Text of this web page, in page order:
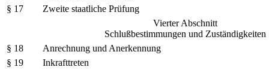
§ 17
Zweite staatliche Prüfung
Vierter Abschnitt
Schlußbestimmungen und Zuständigkeiten
§ 18
Anrechnung und Anerkennung
§ 19
Inkrafttreten